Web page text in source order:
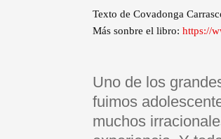
Texto de Covadonga
Más sonbre el libro: https://
Uno de los
fuimos
muchos